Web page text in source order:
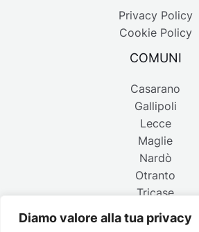
Diamo valore alla tua privacy
Privacy Policy
Cookie Policy
COMUNI
Casarano
Gallipoli
Lecce
Maglie
Nardò
Otranto
Tricase